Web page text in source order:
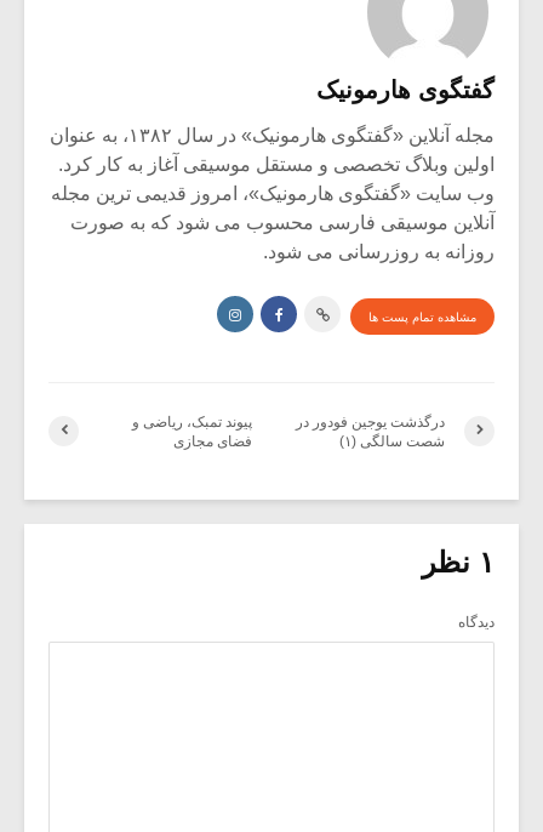
گفتگوی هارمونیک
مجله آنلاین «گفتگوی هارمونیک» در سال ۱۳۸۲، به عنوان
اولین وبلاگ تخصصی و مستقل موسیقی آغاز به کار کرد.
وب سایت «گفتگوی هارمونیک»، امروز قدیمی ترین مجله
آنلاین موسیقی فارسی محسوب می شود که به صورت
روزانه به روزرسانی می شود.
مشاهده تمام پست ها
پیوند تمبک، ریاضی و
فضای مجازی
درگذشت یوجین فودور در
شصت سالگی (۱)
۱ نظر
دیدگاه